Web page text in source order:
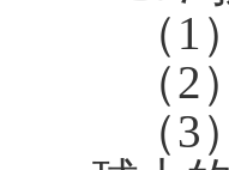
（ 1
（2
（3